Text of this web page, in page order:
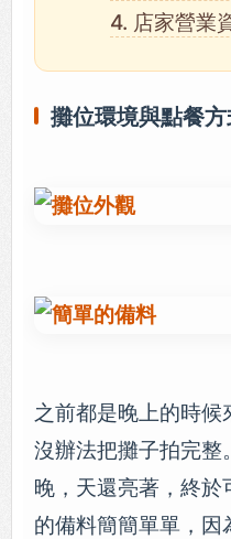
4. 店家營業
攤位環境與點餐
之前都是晚上的時
沒辦法把攤子拍完整
晚，天還亮著，終於
的備料簡簡單單，因